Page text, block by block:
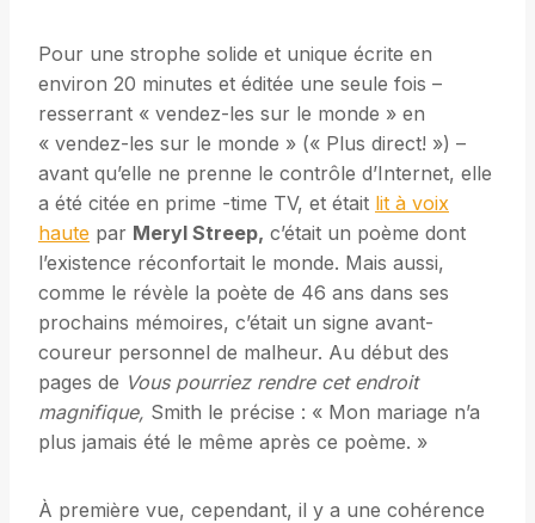
Pour une strophe solide et unique écrite en
environ 20 minutes et éditée une seule fois –
resserrant « vendez-les sur le monde » en
« vendez-les sur le monde » (« Plus direct! ») –
avant qu’elle ne prenne le contrôle d’Internet, elle
a été citée en prime -time TV, et était lit à voix
haute par Meryl Streep, c’était un poème dont
l’existence réconfortait le monde. Mais aussi,
comme le révèle la poète de 46 ans dans ses
prochains mémoires, c’était un signe avant-
coureur personnel de malheur. Au début des
pages de Vous pourriez rendre cet endroit
magnifique, Smith le précise : « Mon mariage n’a
plus jamais été le même après ce poème. »
À première vue, cependant, il y a une cohérence